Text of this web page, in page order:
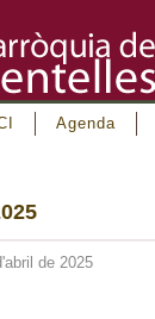
Agenda
de 2025